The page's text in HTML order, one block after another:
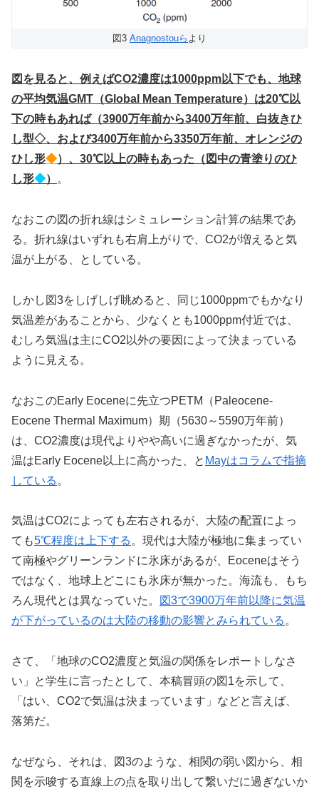
図3 Anagnostouら より
図を見ると、例えばCO2濃度は1000ppm以下でも、地球
の平均気温GMT （Global Mean Temperature）は20℃以
下の時もあれば（3900万年前から3400万年前、白抜きひ
し型◇、および3400万年前から3350万年前、オレンジの
ひし形◆）、30℃以上の時もあった（図中の青塗りのひ
し形◆） 。
なおこの図の折れ線はシミュレーション計算の結果であ
る。折れ線はいずれも右肩上がりで、CO2が増えると気
温が上がる、としている。
しかし図3をしげしげ眺めると、同じ1000ppmでもかなり
気温差があることから、少なくとも1000ppm付近では、
むしろ気温は主にCO2以外の要因によって決まっている
ように見える。
なおこのEarly Eoceneに先立つPETM（Paleocene-
Eocene Thermal Maximum）期（5630～5590万年前）
は、CO2濃度は現代よりやや高いに過ぎなかったが、気
温はEarly Eocene以上に高かった、と Mayはコラムで指摘
している 。
気温はCO2によっても左右されるが、大陸の配置によっ
ても5℃程度は上下する 。現代は大陸が極地に集まってい
て南極やグリーンランドに氷床があるが、Eoceneはそう
ではなく、地球上どこにも氷床が無かった。海流も、もち
ろん現代とは異なっていた。
図3で3900万年前以降に気温
が下がっているのは大陸の移動の影響とみられている 。
さて、「地球のCO2濃度と気温の関係をレポートしなさ
い」と学生に言ったとして、本稿冒頭の図1を示して、
「はい、CO2で気温は決まっています」などと言えば、
落第だ。
なぜなら、それは、図3のような、相関の弱い図から、相
関を示唆する直線上の点を取り出して繋いだに過ぎないか